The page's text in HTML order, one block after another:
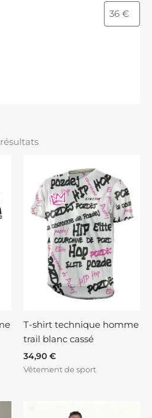
résultats
T-shirt technique homme
trail blanc cassé
34,90 €
Vêtement de sport